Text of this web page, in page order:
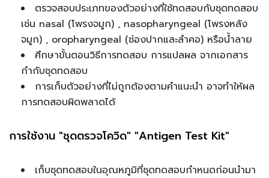
ตรวจสอบประเภทของตัวอย่างที่ใช้ทดสอบกับชุดทดสอบ
เช่น nasal (โพรงจมูก) , nasopharyngeal (โพรงหลัง
จมูก) , oropharyngeal (ช่องปากและลำคอ) หรือน้ำลาย
ศึกษาขั้นตอนวิธีการทดสอบ การแปลผล จากเอกสาร
กำกับชุดทดสอบ
การเก็บตัวอย่างที่ไม่ถูกต้องตามคำแนะนำ อาจทำให้ผล
การทดสอบผิดพลาดได้
การใช้งาน "ชุดตรวจโควิด" "Antigen Test Kit"
เก็บชุดทดสอบในอุณหภูมิที่ชุดทดสอบกำหนดก่อนนำมา